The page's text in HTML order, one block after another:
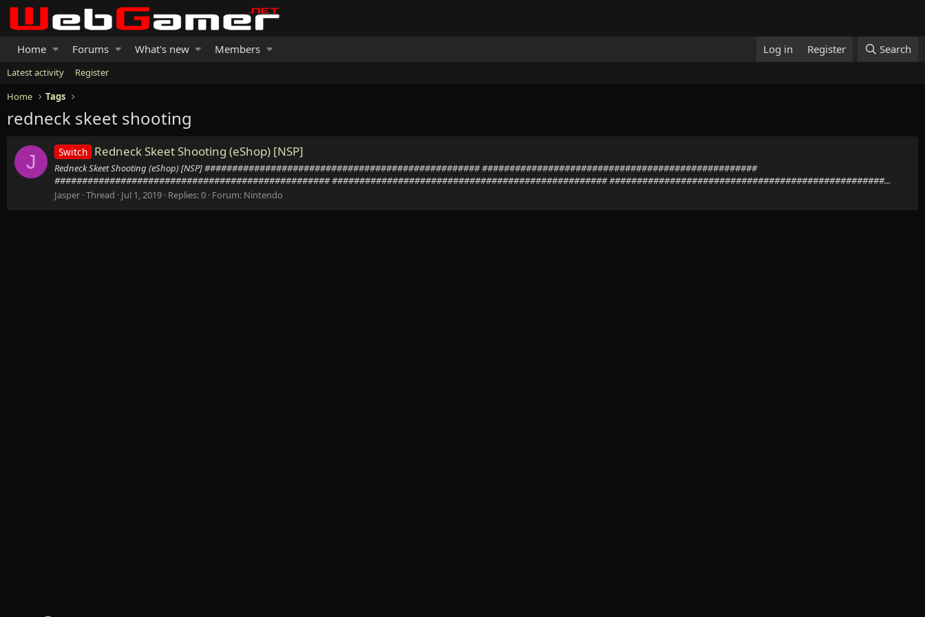
Home Forums What's new Members Log in Register Search
Latest activity
Register
Home
Tags
redneck skeet shooting
J Switch Redneck Skeet Shooting (eShop) [NSP]
Redneck Skeet Shooting (eShop) [NSP] ################################################## ##################################################
################################################## ################################################## ##################################################...
Jasper Thread Jul 1, 2019 Replies: 0 Forum: Nintendo